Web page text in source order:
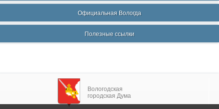
Официальная Вологда
Полезные ссылки
Вологодская
городская Дума